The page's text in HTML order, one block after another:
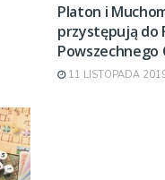
Platon i
przystępują do
Powszechnego
11 LISTOPADA